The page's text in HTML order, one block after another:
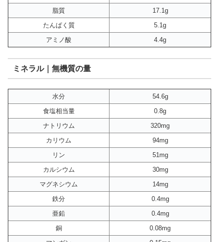
脂質
17.1g
たんぱく質
5.1g
アミノ酸
4.4g
ミネラル｜無機質の量
水分
54.6g
食塩相当量
0.8g
ナトリウム
320mg
カリウム
94mg
リン
51mg
カルシウム
30mg
マグネシウム
14mg
鉄分
0.4mg
亜鉛
0.4mg
銅
0.08mg